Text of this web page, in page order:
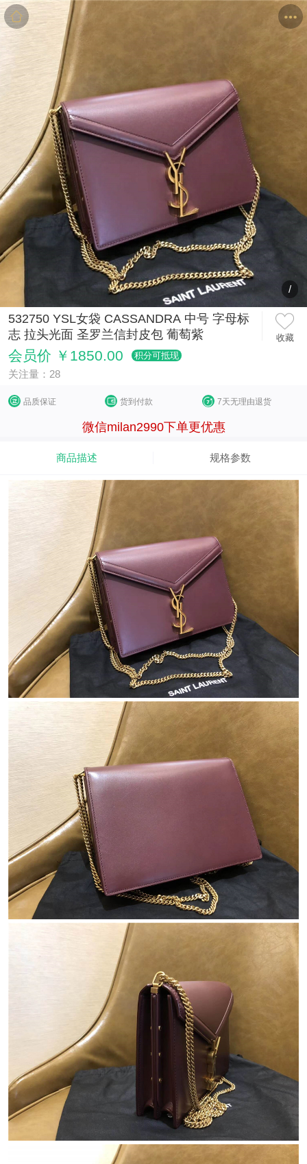
/
532750 YSL女袋 CASSANDRA 中号 字母标
志 拉头光面 圣罗兰信封皮包 葡萄紫
收藏
会员价 ￥1850.00 积分可抵现
关注量：28
品质保证 货到付款 7天无理由退货
微信milan2990下单更优惠
商品描述 规格参数